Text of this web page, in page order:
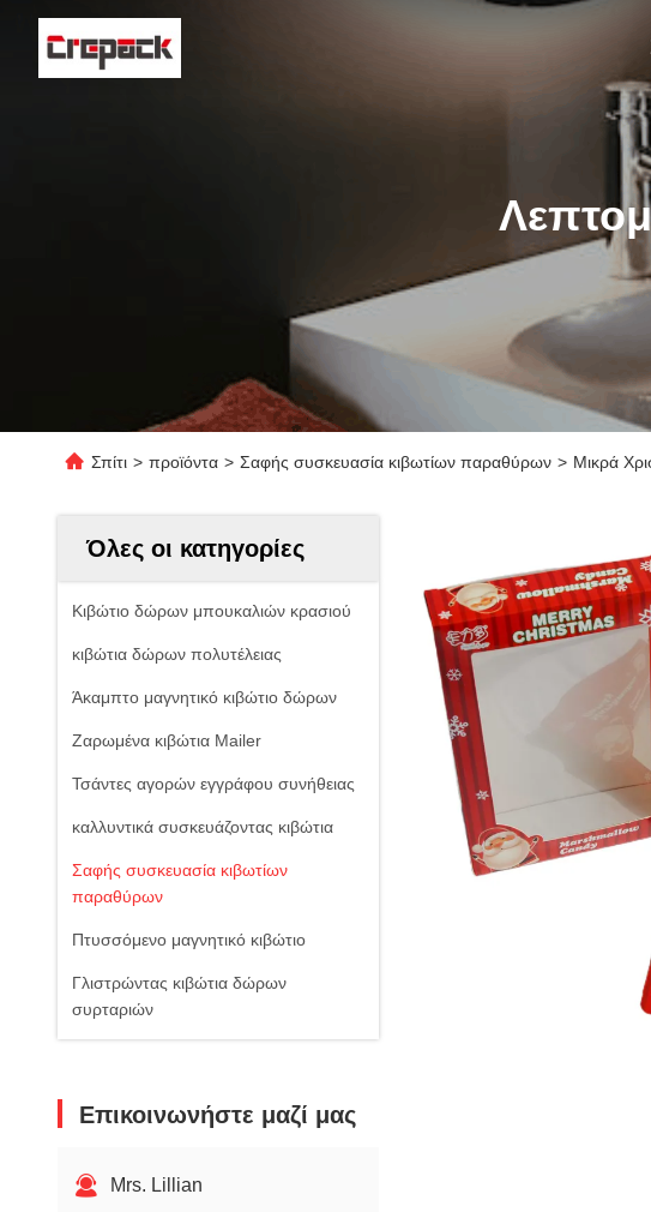
Σπίτι > προϊόντα > Σαφής συσκευασία κιβωτίων παραθύρων > Μικρά
Όλες οι κατηγορίες
Κιβώτιο δώρων μπουκαλιών κρασιού
κιβώτια δώρων πολυτέλειας
Άκαμπτο μαγνητικό κιβώτιο δώρων
Ζαρωμένα κιβώτια Mailer
Τσάντες αγορών εγγράφου συνήθειας
καλλυντικά συσκευάζοντας κιβώτια
Σαφής συσκευασία κιβωτίων
παραθύρων
Πτυσσόμενο μαγνητικό κιβώτιο
Γλιστρώντας κιβώτια δώρων
συρταριών
Επικοινωνήστε μαζί μας
Mrs. Lillian